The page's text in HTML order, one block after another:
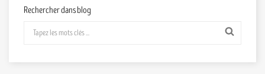
Rechercher dans blog